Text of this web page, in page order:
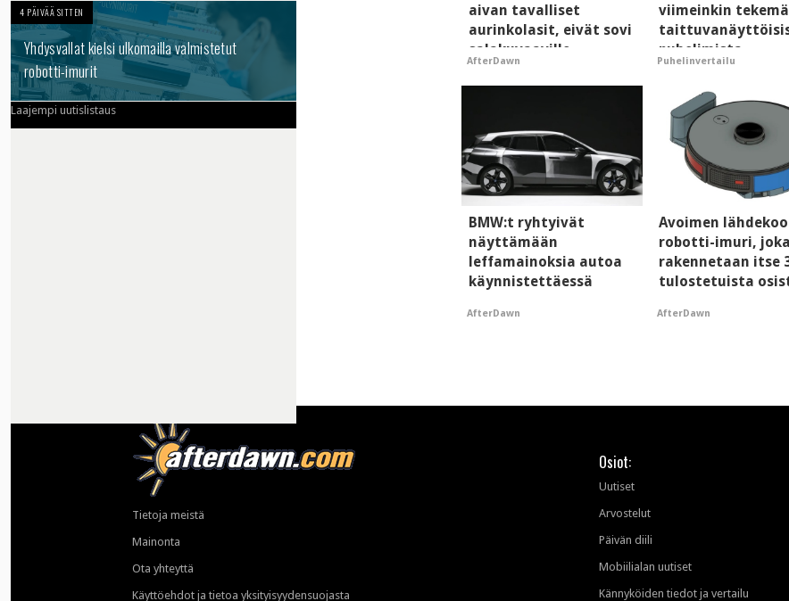
4 PÄIVÄÄ SITTEN
Yhdysvallat kielsi ulkomailla valmistetut
robotti-imurit
Laajempi uutislistaus
aivan tavalliset
aurinkolasit, eivät sovi
salakuvaaville
hyypiöille
AfterDawn
viimeinkin
puhelimista
supersuosittuja
Puhelinvertailu
BMW:t ryhtyivät
näyttämään
leffamainoksia autoa
käynnistettäessä
AfterDawn
Avoimen
robotti-imuri, joka
rakennetaan itse
tulostetuista
AfterDawn
Tietoja meistä
Mainonta
Ota yhteyttä
Käyttöehdot ja tietoa yksityisyydensuojasta
Osiot:
Uutiset
Arvostelut
Päivän diili
Mobiilialan uutiset
Kännyköiden tiedot ja vertailu